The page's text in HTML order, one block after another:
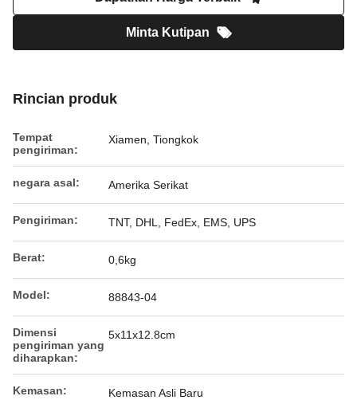
Minta Kutipan
Rincian produk
Tempat
pengiriman:
Xiamen, Tiongkok
negara asal: Amerika Serikat
Pengiriman: TNT, DHL, FedEx, EMS, UPS
Berat: 0,6kg
Model: 88843-04
Dimensi
pengiriman yang
diharapkan:
5x11x12.8cm
Kemasan: Kemasan Asli Baru